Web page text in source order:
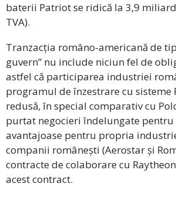
baterii Patriot se ridică la 3,9
TVA).
Tranzacția româno-americană de
guvern” nu include niciun fel de
astfel că participarea industriei
programul de înzestrare cu sisteme
redusă, în special comparativ cu
purtat negocieri îndelungate
avantajoase pentru propria
companii românești (Aerostar și
contracte de colaborare cu
acest contract.